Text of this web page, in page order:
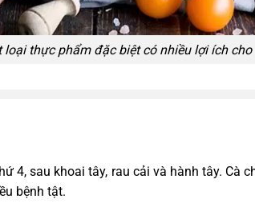
loại thực phẩm đặc biệt có nhiều lợi ích cho
4, sau khoai tây, rau cải và hành tây. Cà
bệnh tật.